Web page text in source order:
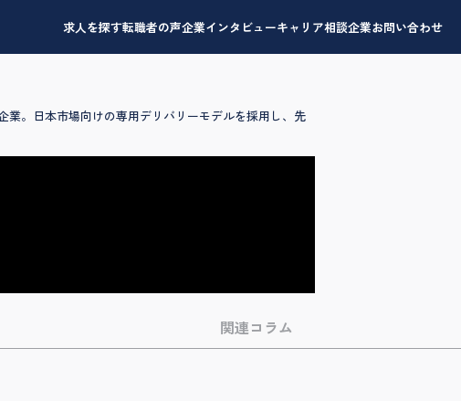
求人を探す転職者の声企業インタビューキャリア相談企業お問い合わせ
業。日本市場向けの専用デリバリーモデルを採用し、先
関連コラム